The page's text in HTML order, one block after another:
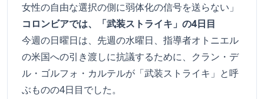
女性の自由な選択の側に弱体化の信号を送らない」
コロンビアでは、「武装ストライキ」の4日目
今週の日曜日は、先週の水曜日、指導者オトニエル
の米国への引き渡しに抗議するために、クラン・デ
ル・ゴルフォ・カルテルが「武装ストライキ」と呼
ぶものの4日目でした。